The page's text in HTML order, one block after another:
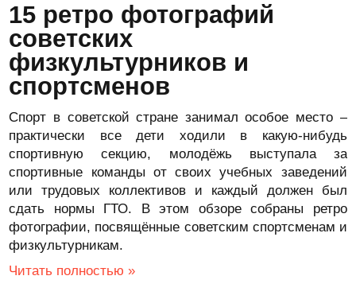
15 ретро фотографий
советских
физкультурников и
спортсменов
Спорт в советской стране занимал особое место –
практически все дети ходили в какую-нибудь
спортивную секцию, молодёжь выступала за
спортивные команды от своих учебных заведений
или трудовых коллективов и каждый должен был
сдать нормы ГТО. В этом обзоре собраны ретро
фотографии, посвящённые советским спортсменам и
физкультурникам.
Читать полностью »